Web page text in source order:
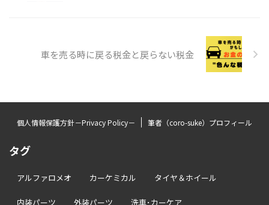
車を売る時に戻る税金と戻らない税金
個人情報保護方針－Privacy Policy－ 筆者（coro-suke）プロフィール
タグ
アルファロメオ カーケミカル タイヤ＆ホイール
内装パーツ 外装パーツ 洗車･カーケア